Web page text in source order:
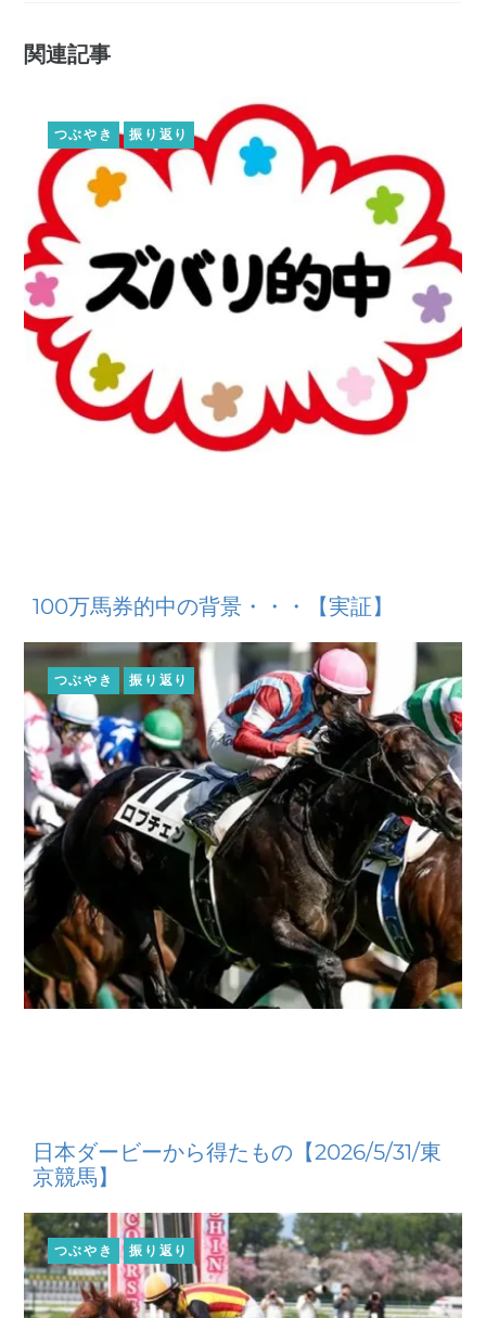
関連記事
つぶやき 振り返り
100万馬券的中の背景・・・【実証】
つぶやき 振り返り
日本ダービーから得たもの【2026/5/31/東
京競馬】
つぶやき 振り返り